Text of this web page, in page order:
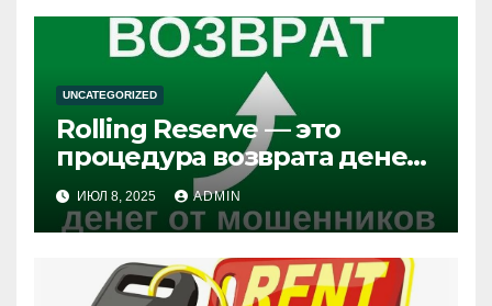
UNCATEGORIZED
Rolling Reserve — это
процедура возврата денег
из брокерских компаний
ИЮЛ 8, 2025 ADMIN